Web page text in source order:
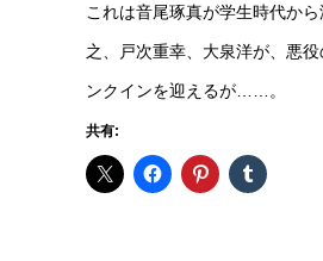
これは音尾琢真が学生時代か
之、戸次重幸、大泉洋が、悪
ンクインを迎えるが……。
共有: